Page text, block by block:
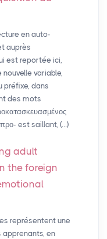
en auto-
auprès
est reportée ici,
nouvelle variable,
préfixe, dans
des mots
est saillant, (…)
adult
the foreign
représentent une
en